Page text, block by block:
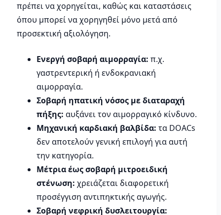
πρέπει να χορηγείται, καθώς και καταστάσεις
όπου μπορεί να χορηγηθεί μόνο μετά από
προσεκτική αξιολόγηση.
Ενεργή σοβαρή αιμορραγία: π.χ.
γαστρεντερική ή ενδοκρανιακή
αιμορραγία.
Σοβαρή ηπατική νόσος με διαταραχή
πήξης: αυξάνει τον αιμορραγικό κίνδυνο.
Μηχανική καρδιακή βαλβίδα: τα DOACs
δεν αποτελούν γενική επιλογή για αυτή
την κατηγορία.
Μέτρια έως σοβαρή μιτροειδική
στένωση: χρειάζεται διαφορετική
προσέγγιση αντιπηκτικής αγωγής.
Σοβαρή νεφρική δυσλειτουργία: